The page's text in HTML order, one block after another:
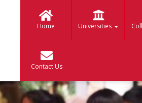
Home Universities
Contact Us